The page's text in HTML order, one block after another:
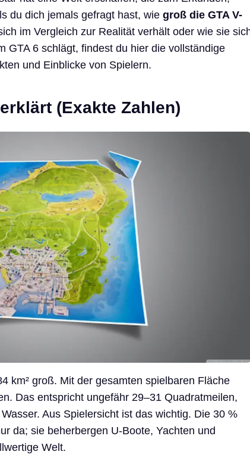
du dich jemals gefragt hast, wie groß die GTA V-
im Vergleich zur Realität verhält oder wie sie
GTA 6 schlägt, findest du hier die vollständige
und Einblicke von Spielern.
(Exakte Zahlen)
km² groß. Mit der gesamten spielbaren Fläche
Das entspricht ungefähr 29–31 Quadratmeilen,
Aus Spielersicht ist das wichtig. Die 30 %
da; sie beherbergen U-Boote, Yachten und
Welt.